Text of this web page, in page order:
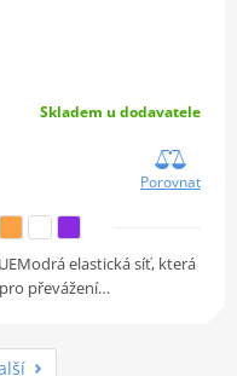
Skladem u dodavatele
Porovnat
elastická síť, která
převážení…